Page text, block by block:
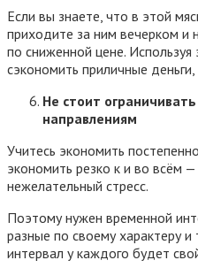
Если вы знаете, что в этой
приходите за ним вечерком и
по сниженной цене.
сэкономить приличные
Не стоит
направлениям
Учитесь экономить
экономить резко к и во всём
нежелательный стресс.
Поэтому нужен временной
разные по своему характеру
интервал у каждого будет